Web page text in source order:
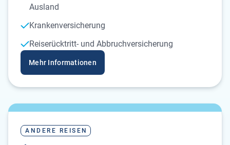
Ausland
Krankenversicherung
Reiserücktritt- und Abbruchversicherung
Mehr Informationen
ANDERE REISEN